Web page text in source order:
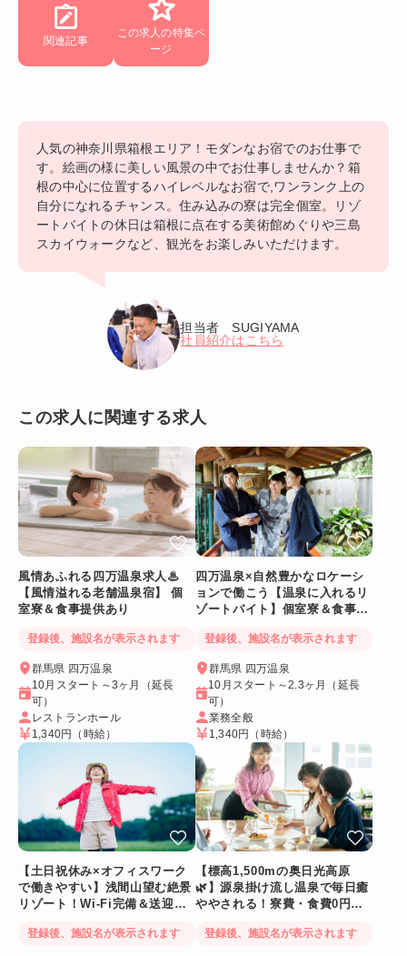
関連記事
この求人の特集ペ
ージ
人気の神奈川県箱根エリア！モダンなお宿でのお仕事で
す。絵画の様に美しい風景の中でお仕事しませんか？箱
根の中心に位置するハイレベルなお宿で,ワンランク上の
自分になれるチャンス。住み込みの寮は完全個室。リゾ
ートバイトの休日は箱根に点在する美術館めぐりや三島
スカイウォークなど、観光をお楽しみいただけます。
担当者 SUGIYAMA
社員紹介はこちら
この求人に関連する求人
風情あふれる四万温泉求人♨
【風情溢れる老舗温泉宿】 個
室寮＆食事提供あり
登録後、施設名が表示されます
群馬県 四万温泉
10月スタート～3ヶ月（延長
可）
レストランホール
1,340円 （時給）
四万温泉×自然豊かなロケーシ
ョンで働こう【温泉に入れるリ
ゾートバイト】個室寮＆食事提
登録後、施設名が表示されます
群馬県 四万温泉
10月スタート～2.3ヶ月（延長
可）
業務全般
1,340円 （時給）
【土日祝休み×オフィスワーク
で働きやすい】浅間山望む絶景
リゾート！Wi-Fi完備＆送迎バ
登録後、施設名が表示されます
【標高1,500mの奥日光高原
🌿】源泉掛け流し温泉で毎日癒
ややされる！寮費・食費0円！
登録後、施設名が表示されます